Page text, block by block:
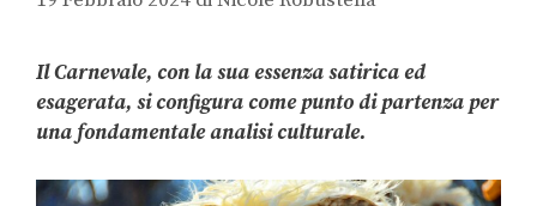
Il Carnevale, con la sua essenza satirica ed
esagerata, si configura come punto di partenza per
una fondamentale analisi culturale.